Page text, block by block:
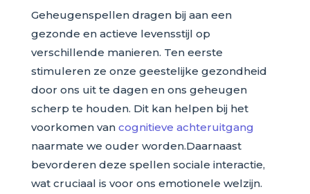
Geheugenspellen dragen bij aan een
gezonde en actieve levensstijl op
verschillende manieren. Ten eerste
stimuleren ze onze geestelijke gezondheid
door ons uit te dagen en ons geheugen
scherp te houden. Dit kan helpen bij het
voorkomen van cognitieve achteruitgang
naarmate we ouder worden.Daarnaast
bevorderen deze spellen sociale interactie,
wat cruciaal is voor ons emotionele welzijn.